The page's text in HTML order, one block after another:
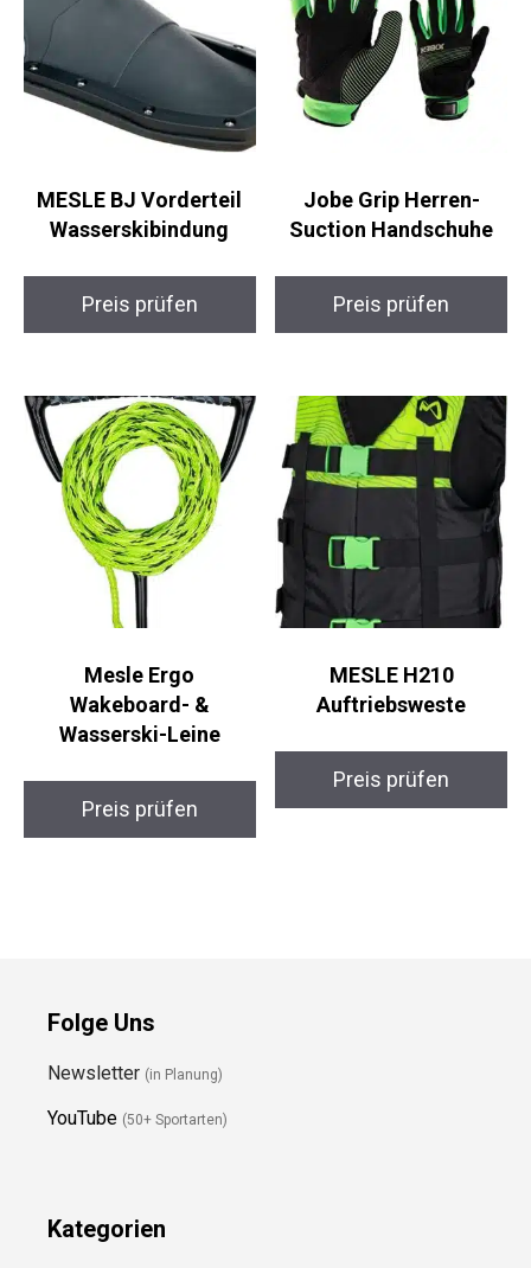
MESLE BJ Vorderteil
Wasserskibindung
Preis prüfen
Jobe Grip Herren-
Suction Handschuhe
Preis prüfen
Mesle Ergo
Wakeboard- &
Wasserski-Leine
Preis prüfen
MESLE H210
Auftriebsweste
Preis prüfen
Folge Uns
Newsletter (in Planung)
YouTube (50+ Sportarten)
Kategorien